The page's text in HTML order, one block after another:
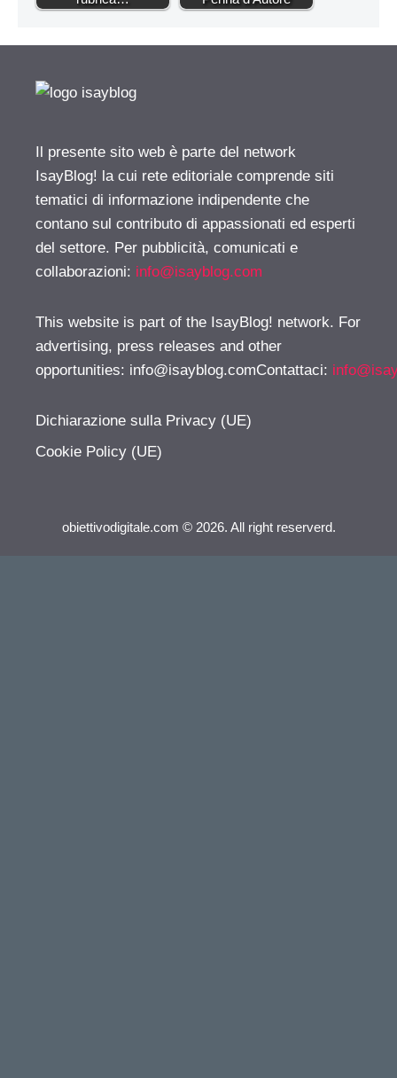
Il presente sito web è parte del network
IsayBlog! la cui rete editoriale comprende siti
tematici di informazione indipendente che
contano sul contributo di appassionati ed esperti
del settore. Per pubblicità, comunicati e
collaborazioni: info@isayblog.com
This website is part of the IsayBlog! network. For
advertising, press releases and other
opportunities: info@isayblog.comContattaci:
Dichiarazione sulla Privacy (UE)
Cookie Policy (UE)
obiettivodigitale.com © 2026. All right reserverd.